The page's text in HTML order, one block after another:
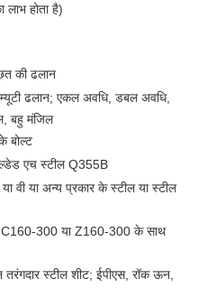
होता है)
की ढलान
ढलान; एकल अवधि, डबल अवधि,
बहु मंजिल
बोल्ट
एच स्टील Q355B
वी या अन्य प्रकार के स्टील या स्टील
300 या Z160-300 के साथ
तरंगदार स्टील शीट; ईपीएस, रॉक ऊन,